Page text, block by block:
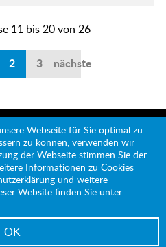
11 bis 20 von 26
2 3 nächste
von:
Datenschutz
Webseite für Sie optimal zu
zu können, verwenden wir
der Webseite stimmen Sie der
Informationen zu Cookies
und weitere
Website finden Sie unter
OK